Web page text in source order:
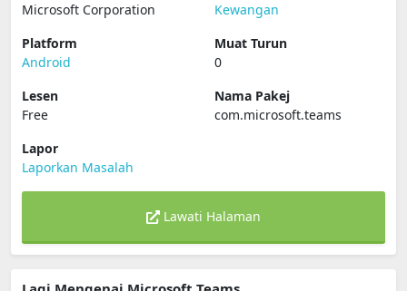
Microsoft Corporation
Kewangan
Platform
Android
Muat Turun
0
Lesen
Free
Nama Pakej
com.microsoft.teams
Lapor
Laporkan Masalah
Lawati Halaman